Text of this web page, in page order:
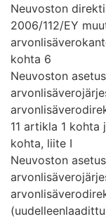
Neuvoston
2006/112/EY
kohta 6
Neuvoston
11 artikla 1
kohta, liite I
Neuvoston